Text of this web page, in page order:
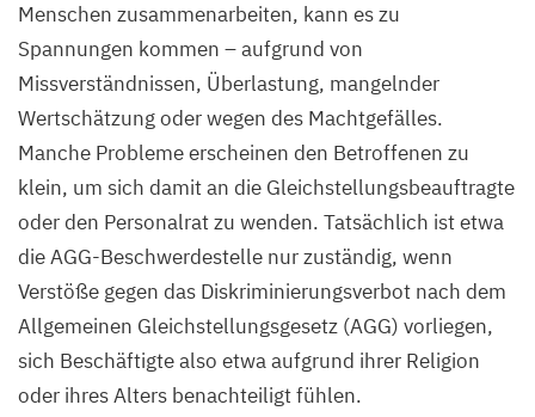
Menschen zusammenarbeiten, kann es zu
Spannungen kommen – aufgrund von
Missverständnissen, Überlastung, mangelnder
Wertschätzung oder wegen des Machtgefälles.
Manche Probleme erscheinen den Betroffenen zu
klein, um sich damit an die Gleichstellungsbeauftragte
oder den Personalrat zu wenden. Tatsächlich ist etwa
die AGG-Beschwerdestelle nur zuständig, wenn
Verstöße gegen das Diskriminierungsverbot nach dem
Allgemeinen Gleichstellungsgesetz (AGG) vorliegen,
sich Beschäftigte also etwa aufgrund ihrer Religion
oder ihres Alters benachteiligt fühlen.